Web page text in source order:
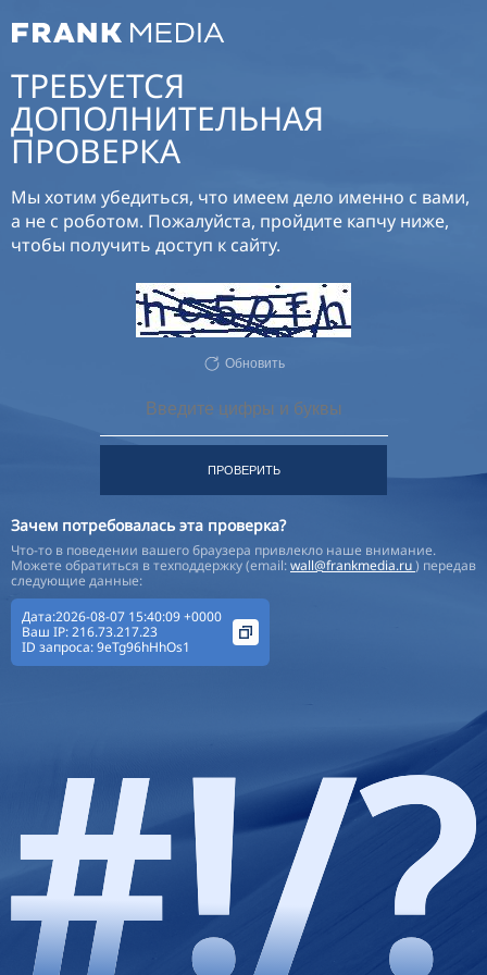
ТРЕБУЕТСЯ
ДОПОЛНИТЕЛЬНАЯ
ПРОВЕРКА
Мы хотим убедиться, что имеем дело именно с вами,
а не с роботом. Пожалуйста, пройдите капчу ниже,
чтобы получить доступ к сайту.
Обновить
ПРОВЕРИТЬ
Зачем потребовалась эта проверка?
Что-то в поведении вашего браузера привлекло наше внимание.
Можете обратиться в техподдержку (email:wall@frankmedia.ru) передав
следующие данные:
Дата:2026-08-07 15:40:09 +0000
Ваш IP:216.73.217.23
ID запроса:9eTg96hHhOs1